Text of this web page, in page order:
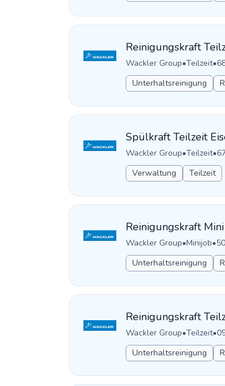
Reinigungskraft
Wackler Group•Teilzeit•
Unterhaltsreinigung
Spülkraft Teilzeit
Wackler Group•Teilzeit•
Verwaltung
Teilzeit
Reinigungskraft
Wackler Group•Minijob•
Unterhaltsreinigung
Reinigungskraft
Wackler Group•Teilzeit•
Unterhaltsreinigung